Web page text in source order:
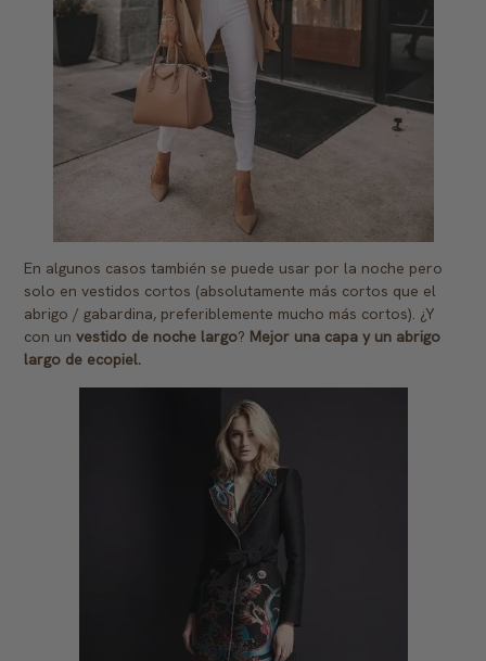
En algunos casos también se puede usar por la noche pero
solo en vestidos cortos (absolutamente más cortos que el
abrigo / gabardina, preferiblemente mucho más cortos). ¿Y
con unvestido de noche largo? Mejor una capa y un abrigo
largo de ecopiel.